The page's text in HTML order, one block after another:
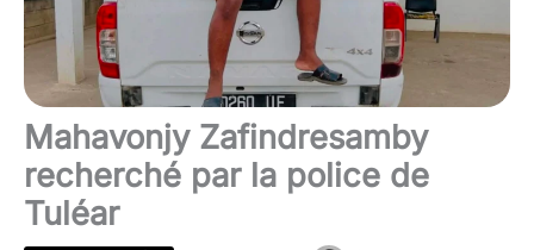
Mahavonjy Zafindresamby
recherché par la police de
Tuléar